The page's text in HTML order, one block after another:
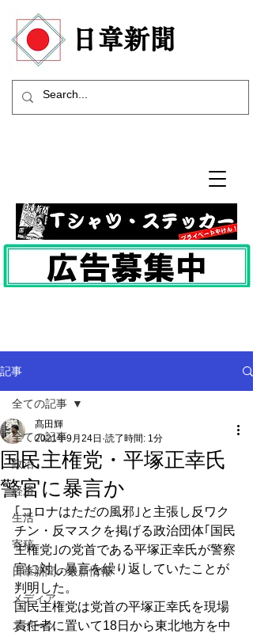
​日章新聞
記事
全ての記事
政治
経済
生活
寄稿
日章新聞の最新情報
メディア
スポーツ
全ての記事
国民主権党・平塚正幸氏
警官に暴言か
髙田輝
2021年9月24日 読了時間: 1分
｢コロナはただの風邪｣と主張し反ワク
チン・反マスクを掲げる政治団体｢国民
主権党｣の党首である平塚正幸氏が警察
官に対し暴言を繰り返していたことが
判明した。
国民主権党は党首の平塚正幸氏を現場
責任者に置いて18日から東北地方を中